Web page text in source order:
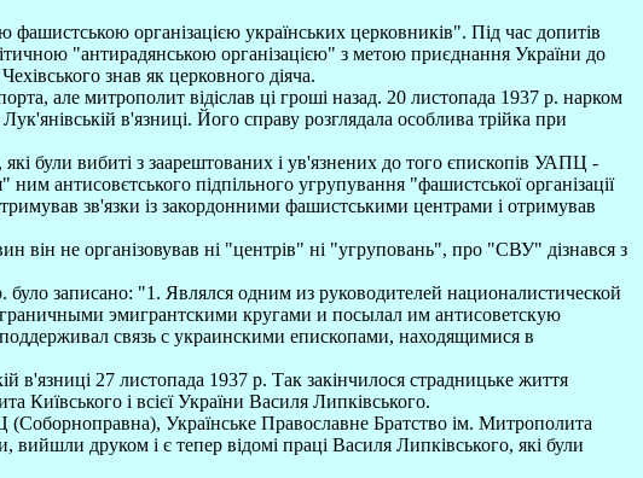
організацією українських церковників". Під час допитів
"антирадянською організацією" з метою приєднання України до
знав як церковного діяча.
але митрополит відіслав ці гроші назад. 20 листопада 1937 р. нарком
в'язниці. Його справу розглядала особлива трійка при
були вибиті з заарештованих і ув'язнених до того єпископів УАПЦ -
підпільного угрупування "фашистської організації
зв'язки із закордонними фашистськими центрами і отримував
він не організовував ні "центрів" ні "угруповань", про "СВУ" дізнався з
записано: "1. Являлся одним из руководителей националистической
эмигрантскими кругами и посылал им антисоветскую
связь с украинскими епископами, находящимися в
в'язниці 27 листопада 1937 р. Так закінчилося страдницьке життя
Київського і всієї України Василя Липківського.
(Соборноправна), Українське Православне Братство ім. Митрополита
друком і є тепер відомі праці Василя Липківського, які були